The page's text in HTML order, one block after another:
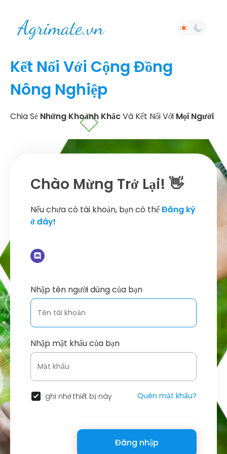
Kết Nối Với Cộng Đồng
Nông Nghiệp
Chia Sẻ Những Khoảnh KhắcVà Kết Nối Với Mọi Người
Chào Mừng Trở Lại! 👋
Nếu chưa có tài khoản, bạn có thểĐăng ký
ở đây!
Nhập tên người dùng của bạn
Nhập mật khẩu của bạn
ghi nhớ thiết bị này Quên mật khẩu?
Đăng nhập